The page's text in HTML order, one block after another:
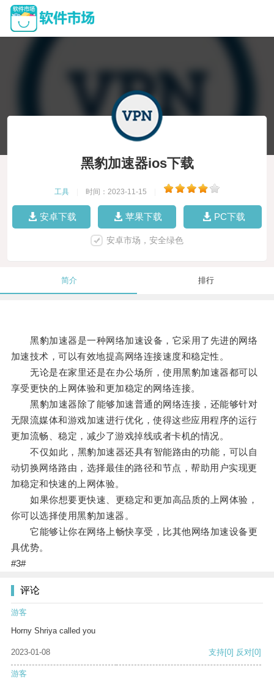
黑豹加速器ios下载
工具 时间：2023-11-15
安卓下载 苹果下载 PC下载
安卓市场，安全绿色
简介 排行
黑豹加速器是一种网络加速设备，它采用了先进的网络
加速技术，可以有效地提高网络连接速度和稳定性。
无论是在家里还是在办公场所，使用黑豹加速器都可以
享受更快的上网体验和更加稳定的网络连接。
黑豹加速器除了能够加速普通的网络连接，还能够针对
无限流媒体和游戏加速进行优化，使得这些应用程序的运行
更加流畅、稳定，减少了游戏掉线或者卡机的情况。
不仅如此，黑豹加速器还具有智能路由的功能，可以自
动切换网络路由，选择最佳的路径和节点，帮助用户实现更
加稳定和快速的上网体验。
如果你想要更快速、更稳定和更加高品质的上网体验，
你可以选择使用黑豹加速器。
它能够让你在网络上畅快享受，比其他网络加速设备更
具优势。
#3#
评论
游客
Horny Shriya called you
2023-01-08 支持[0] 反对[0]
游客